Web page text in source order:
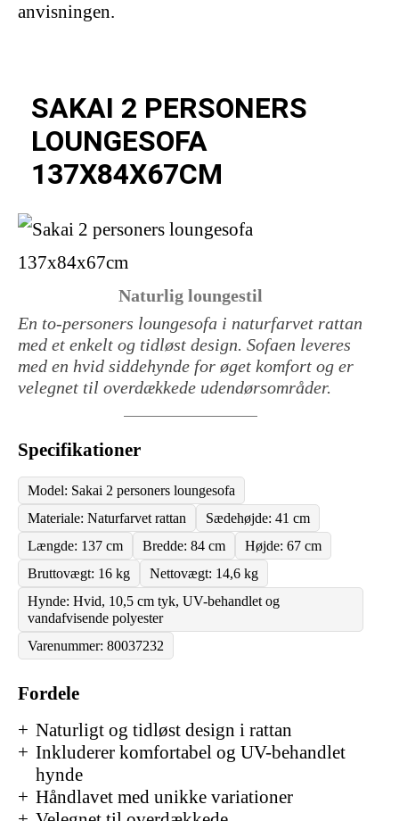
anvisningen.
Naturlig loungestil
SAKAI 2 PERSONERS
LOUNGESOFA
137X84X67CM
En to-personers loungesofa i naturfarvet rattan
med et enkelt og tidløst design. Sofaen leveres
med en hvid siddehynde for øget komfort og er
velegnet til overdækkede udendørsområder.
Fordele
Naturligt og tidløst design i rattan
Inkluderer komfortabel og UV-behandlet
hynde
Håndlavet med unikke variationer
Specifikationer
Model: Sakai 2 personers loungesofa
Materiale: Naturfarvet rattan
Sædehøjde: 41 cm
Længde: 137 cm
Bredde: 84 cm
Højde: 67 cm
Bruttovægt: 16 kg
Nettovægt: 14,6 kg
Hynde: Hvid, 10,5 cm tyk, UV-behandlet og
vandafvisende polyester
Varenummer: 80037232